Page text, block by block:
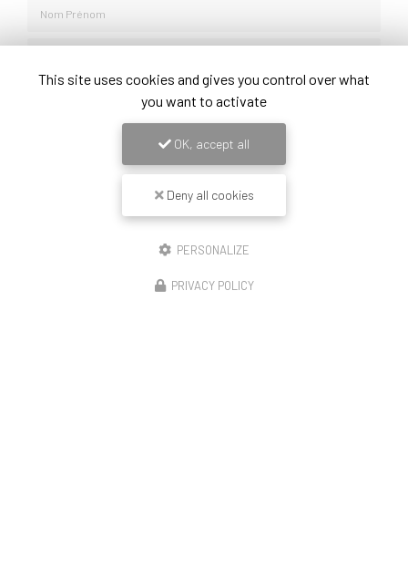
Société
Email
This site uses cookies and gives you control over what
you want to activate
OK, accept all
Deny all cookies
PERSONALIZE
PRIVACY POLICY